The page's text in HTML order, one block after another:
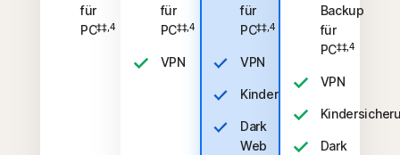
für
PC‡‡,4
für
PC‡‡,4
VPN
für
PC‡‡,4
VPN
Kindersicherung
Dark
Web
Backup
für
PC‡‡,4
VPN
Dark